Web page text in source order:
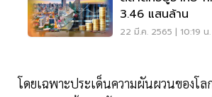
3.46 แสนล้าน
22 มี.ค. 2565 | 10:19 น.
โดยเฉพาะประเด็นความผันผวนของโล